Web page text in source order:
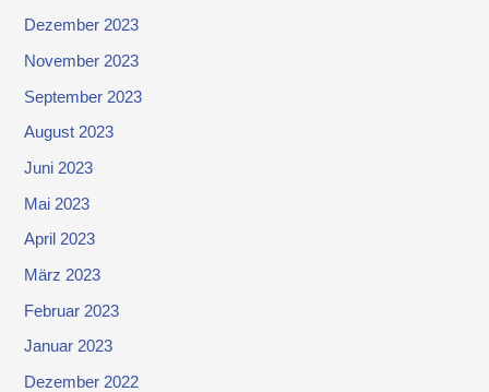
Dezember 2023
November 2023
September 2023
August 2023
Juni 2023
Mai 2023
April 2023
März 2023
Februar 2023
Januar 2023
Dezember 2022